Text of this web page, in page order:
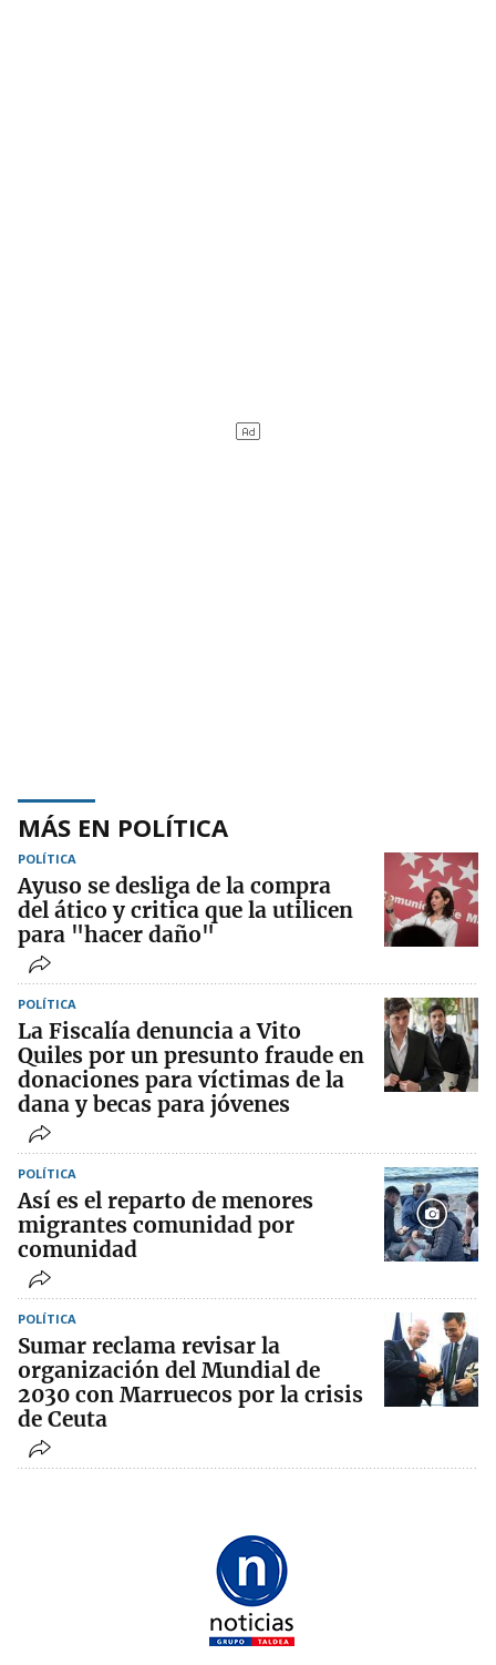
MÁS EN POLÍTICA
POLÍTICA
Ayuso se desliga de la compra
del ático y critica que la utilicen
para "hacer daño"
POLÍTICA
La Fiscalía denuncia a Vito
Quiles por un presunto fraude en
donaciones para víctimas de la
dana y becas para jóvenes
POLÍTICA
Así es el reparto de menores
migrantes comunidad por
comunidad
POLÍTICA
Sumar reclama revisar la
organización del Mundial de
2030 con Marruecos por la crisis
de Ceuta